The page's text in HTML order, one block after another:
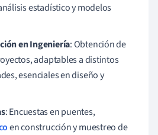
estadístico y modelos
en Ingeniería: Obtención de
adaptables a distintos
esenciales en diseño y
: Encuestas en puentes,
en construcción y muestreo de